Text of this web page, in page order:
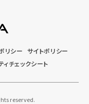
リシー サイトポリシー
ィチェックシート
reserved.